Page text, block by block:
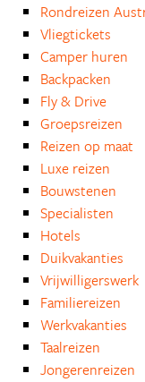
Rondreizen
Vliegtickets
Camper huren
Backpacken
Fly & Drive
Groepsreizen
Reizen op maat
Luxe reizen
Bouwstenen
Specialisten
Hotels
Duikvakanties
Vrijwilligerswerk
Familiereizen
Werkvakanties
Taalreizen
Jongerenreizen